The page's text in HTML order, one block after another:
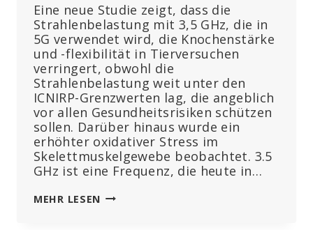
Eine neue Studie zeigt, dass die
Strahlenbelastung mit 3,5 GHz, die in
5G verwendet wird, die Knochenstärke
und -flexibilität in Tierversuchen
verringert, obwohl die
Strahlenbelastung weit unter den
ICNIRP-Grenzwerten lag, die angeblich
vor allen Gesundheitsrisiken schützen
sollen. Darüber hinaus wurde ein
erhöhter oxidativer Stress im
Skelettmuskelgewebe beobachtet. 3.5
GHz ist eine Frequenz, die heute in…
MEHR LESEN 5G